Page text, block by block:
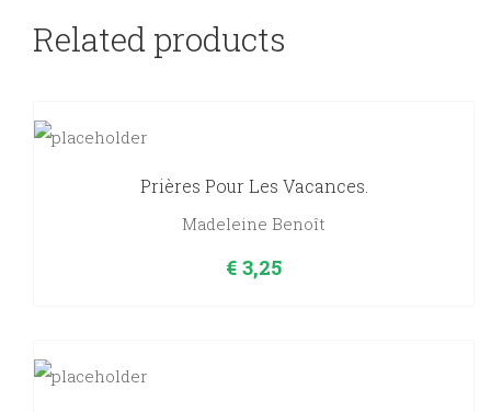
Related products
Prières Pour Les Vacances.
Madeleine Benoît
€ 3,25